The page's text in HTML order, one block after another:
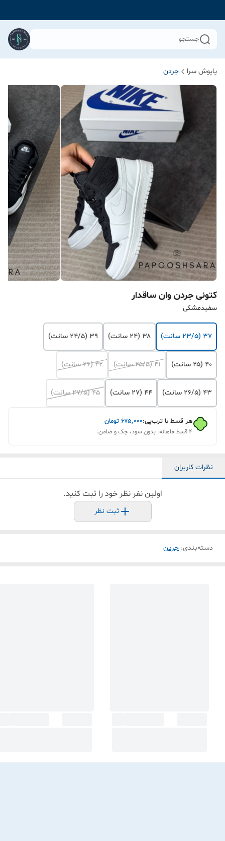
جستجو
پاپوش سرا جردن
کتونی جردن وان ساقدار
سفیدمشکی
۳۷ (۲۳/۵ سانت) ۳۸ (۲۴ سانت) ۳۹ (۲۴/۵ سانت)
۴۰ (۲۵ سانت) ۴۱ (۲۵/۵ سانت) ۴۲ (۲۶ سانت)
۴۳ (۲۶/۵ سانت) ۴۴ (۲۷ سانت) ۴۵ (۲۷/۵ سانت)
هر قسط با ترب‌پی:۶۷۵٬۰۰۰ تومان
۴ قسط ماهانه. بدون سود، چک و ضامن.
نظرات کاربران
اولین نفر نظر خود را ثبت کنید.
ثبت نظر
دسته‌بندی: جردن